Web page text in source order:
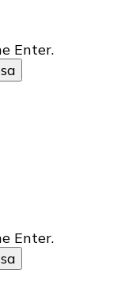
Enter.
Enter.